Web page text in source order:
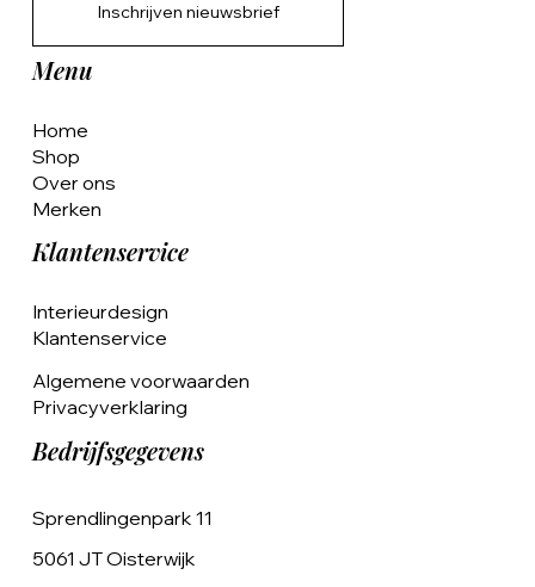
Inschrijven nieuwsbrief
Menu
Home
Shop
Over ons
Merken
Klantenservice
Interieurdesign
Klantenservice
Algemene voorwaarden
Privacyverklaring
Bedrijfsgegevens
Sprendlingenpark 11
5061 JT Oisterwijk